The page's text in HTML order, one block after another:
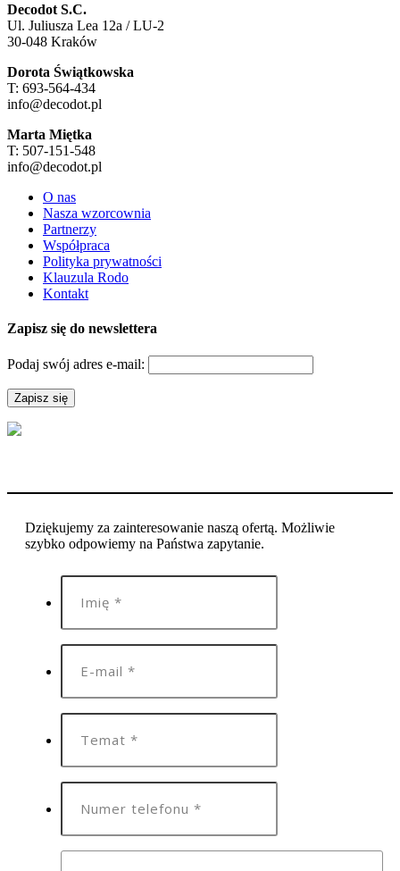
Decodot S.C.
Ul. Juliusza Lea 12a / LU-2
30-048 Kraków
Dorota Świątkowska
T: 693-564-434
info@decodot.pl
Marta Miętka
T: 507-151-548
info@decodot.pl
O nas
Nasza wzorcownia
Partnerzy
Współpraca
Polityka prywatności
Klauzula Rodo
Kontakt
Zapisz się do newslettera
Podaj swój adres e-mail:
Dziękujemy za zainteresowanie naszą ofertą. Możliwie
szybko odpowiemy na Państwa zapytanie.